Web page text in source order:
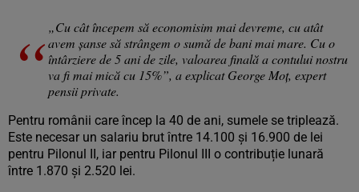
„Cu cât începem să economisim mai devreme, cu atât
avem șanse să strângem o sumă de bani mai mare. Cu o
întârziere de 5 ani de zile, valoarea finală a contului nostru
va fi mai mică cu 15%”, a explicat George Moţ, expert
pensii private.
Pentru românii care încep la 40 de ani, sumele se triplează.
Este necesar un salariu brut între 14.100 și 16.900 de lei
pentru Pilonul II, iar pentru Pilonul III o contribuție lunară
între 1.870 și 2.520 lei.